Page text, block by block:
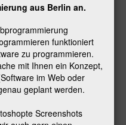
aus Berlin an.
funktioniert
zu programmieren.
mit Ihnen ein Konzept,
im Web oder
geplant werden.
Screenshots